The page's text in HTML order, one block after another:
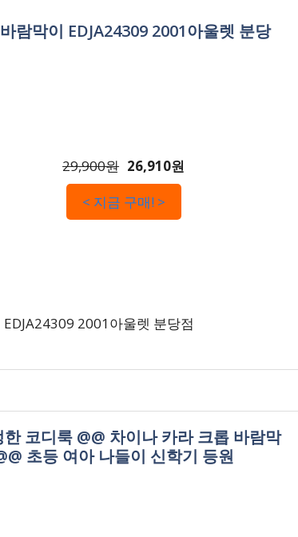
람막이 EDJA24309 2001아울렛 분당
29,900원 26,910원
< 지금 구매! >
2001아울렛 분당점
코디룩 @@ 차이나 카라 크롭 바람막
초등 여아 나들이 신학기 등원